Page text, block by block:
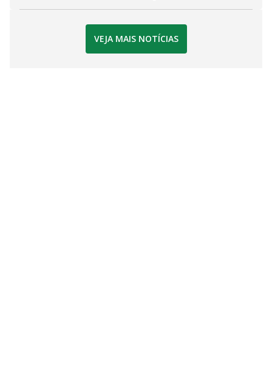
VEJA MAIS NOTÍCIAS